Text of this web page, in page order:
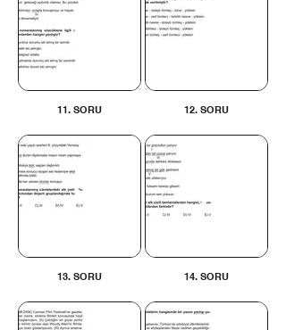
11. SORU 12. SORU
13. SORU 14. SORU